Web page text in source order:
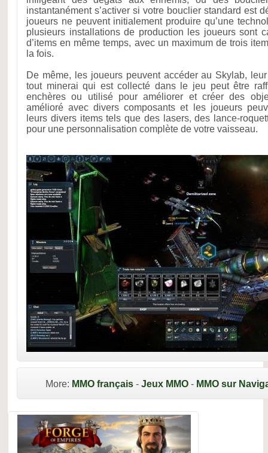
instantanément s’activer si votre bouclier standard est
joueurs ne peuvent initialement produire qu’une
plusieurs installations de production les joueurs sont
d’items en même temps, avec un maximum de trois
la fois.
De même, les joueurs peuvent accéder au Skylab,
tout minerai qui est collecté dans le jeu peut être
enchères ou utilisé pour améliorer et créer des
amélioré avec divers composants et les joueurs
leurs divers items tels que des lasers, des lance-
pour une personnalisation complète de votre vaisseau.
More: MMO français - Jeux MMO - MMO sur